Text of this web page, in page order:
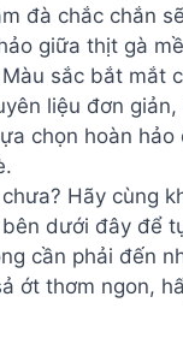
đà chắc chắn
giữa thịt gà
sắc bắt mắt
liệu đơn
chọn hoàn
Hãy cùng
dưới đây để
cần phải đến
ớt thơm ngon,